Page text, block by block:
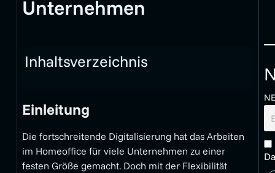
Unternehmen
Inhaltsverzeichnis
Einleitung
Die fortschreitende Digitalisierung hat das Arbeiten
im Homeoffice für viele Unternehmen zu einer
festen Größe gemacht. Doch mit der Flexibilität